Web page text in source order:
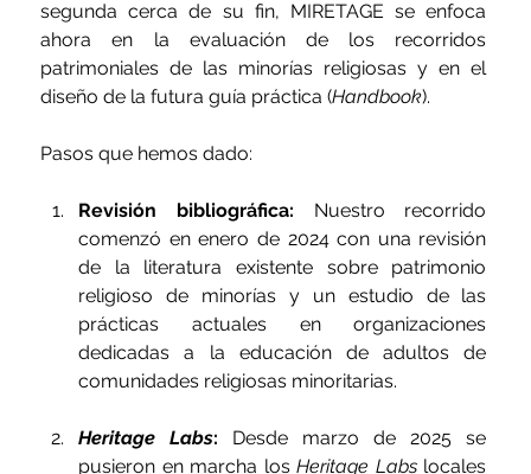
segunda cerca de su fin, MIRETAGE se enfoca
ahora en la evaluación de los recorridos
patrimoniales de las minorías religiosas y en el
diseño de la futura guía práctica (Handbook).
Pasos que hemos dado:
Revisión bibliográfica: Nuestro recorrido
comenzó en enero de 2024 con una revisión
de la literatura existente sobre patrimonio
religioso de minorías y un estudio de las
prácticas actuales en organizaciones
dedicadas a la educación de adultos de
comunidades religiosas minoritarias.
Heritage Labs: Desde marzo de 2025 se
pusieron en marcha los Heritage Labs locales